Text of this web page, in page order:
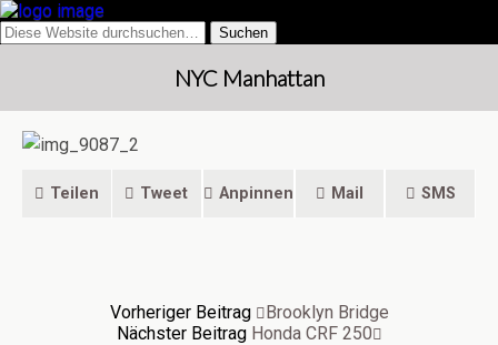
NYC Manhattan
Teilen Tweet Anpinnen Mail SMS
Vorheriger Beitrag
Brooklyn Bridge
Nächster Beitrag Honda CRF 250